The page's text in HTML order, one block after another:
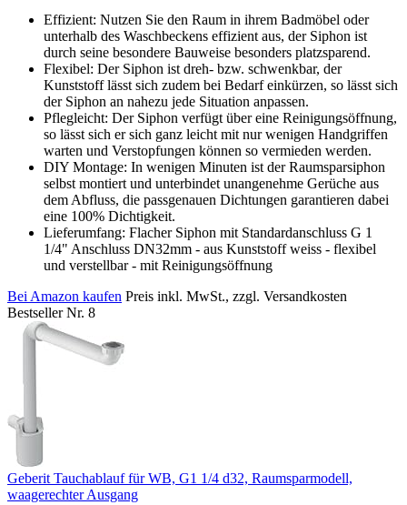
Effizient: Nutzen Sie den Raum in ihrem Badmöbel oder
unterhalb des Waschbeckens effizient aus, der Siphon ist
durch seine besondere Bauweise besonders platzsparend.
Flexibel: Der Siphon ist dreh- bzw. schwenkbar, der
Kunststoff lässt sich zudem bei Bedarf einkürzen, so lässt sich
der Siphon an nahezu jede Situation anpassen.
Pflegleicht: Der Siphon verfügt über eine Reinigungsöffnung,
so lässt sich er sich ganz leicht mit nur wenigen Handgriffen
warten und Verstopfungen können so vermieden werden.
DIY Montage: In wenigen Minuten ist der Raumsparsiphon
selbst montiert und unterbindet unangenehme Gerüche aus
dem Abfluss, die passgenauen Dichtungen garantieren dabei
eine 100% Dichtigkeit.
Lieferumfang: Flacher Siphon mit Standardanschluss G 1
1/4" Anschluss DN32mm - aus Kunststoff weiss - flexibel
und verstellbar - mit Reinigungsöffnung
Bei Amazon kaufen Preis inkl. MwSt., zzgl. Versandkosten
Bestseller Nr. 8
Geberit Tauchablauf für WB, G1 1/4 d32, Raumsparmodell,
waagerechter Ausgang